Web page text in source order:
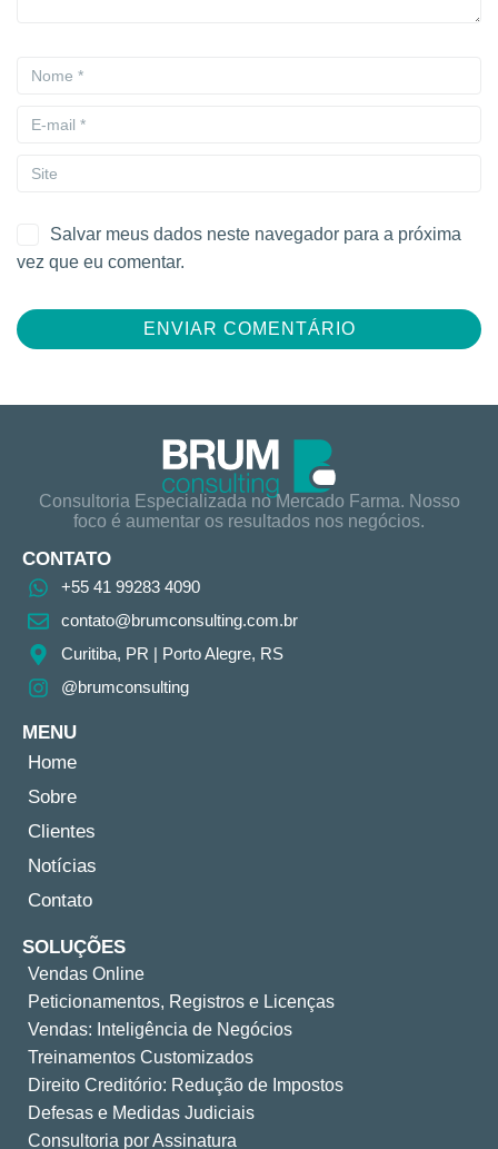
Salvar meus dados neste navegador para a próxima
vez que eu comentar.
Consultoria Especializada no Mercado Farma. Nosso
foco é aumentar os resultados nos negócios.
CONTATO
+55 41 99283 4090
contato@brumconsulting.com.br​
Curitiba, PR​ | Porto Alegre, RS
@brumconsulting
MENU
Home
Sobre
Clientes
Notícias
Contato
SOLUÇÕES
Vendas Online
Peticionamentos, Registros e Licenças
Vendas: Inteligência de Negócios
Treinamentos Customizados
Direito Creditório: Redução de Impostos
Defesas e Medidas Judiciais
Consultoria por Assinatura